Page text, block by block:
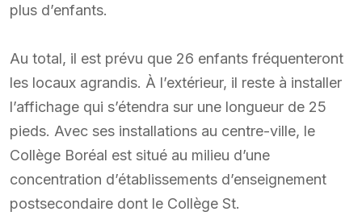
plus d’enfants.
Au total, il est prévu que 26 enfants fréquenteront
les locaux agrandis. À l’extérieur, il reste à installer
l’affichage qui s’étendra sur une longueur de 25
pieds. Avec ses installations au centre-ville, le
Collège Boréal est situé au milieu d’une
concentration d’établissements d’enseignement
postsecondaire dont le Collège St.